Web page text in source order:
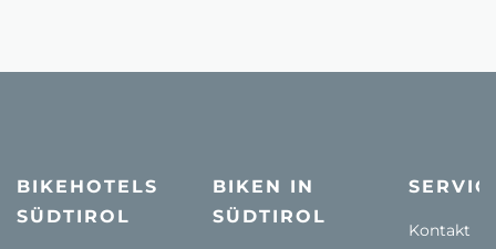
BIKEHOTELS
SÜDTIROL
BIKEN IN
SÜDTIROL
Kontakt